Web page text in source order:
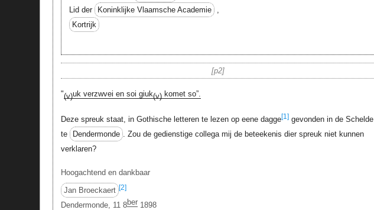
Lid der
Koninklijke Vlaamsche Academie ,
Kortrijk
p2
"(v)uk verzwvei en soi giuk(v)komet so”.
Deze spreuk staat, in Gothische letteren te lezen op eene dagge[1]gevonden in de Schelde
te
Dendermonde . Zou de gedienstige collega mij de beteekenis dier spreuk niet kunnen
verklaren?
Hoogachtend en dankbaar
Jan Broeckaert [2]
Dendermonde, 11 8ber1898